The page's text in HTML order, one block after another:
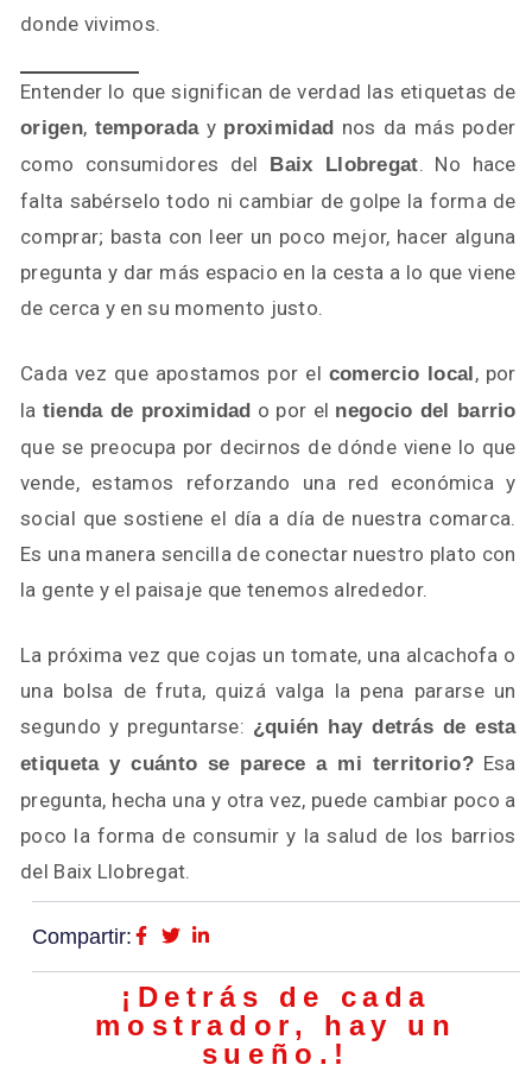
donde vivimos.
Entender lo que significan de verdad las etiquetas de
origen, temporaday proximidad nos da más poder
como consumidores del Baix Llobregat. No hace
falta sabérselo todo ni cambiar de golpe la forma de
comprar; basta con leer un poco mejor, hacer alguna
pregunta y dar más espacio en la cesta a lo que viene
de cerca y en su momento justo.
Cada vez que apostamos por el comercio local, por
la tienda de proximidad o por el negocio del barrio
que se preocupa por decirnos de dónde viene lo que
vende, estamos reforzando una red económica y
social que sostiene el día a día de nuestra comarca.
Es una manera sencilla de conectar nuestro plato con
la gente y el paisaje que tenemos alrededor.
La próxima vez que cojas un tomate, una alcachofa o
una bolsa de fruta, quizá valga la pena pararse un
segundo y preguntarse: ¿quién hay detrás de esta
etiqueta y cuánto se parece a mi territorio?Esa
pregunta, hecha una y otra vez, puede cambiar poco a
poco la forma de consumir y la salud de los barrios
del Baix Llobregat.
Compartir:
¡Detrás de cada
mostrador, hay un
sueño.!